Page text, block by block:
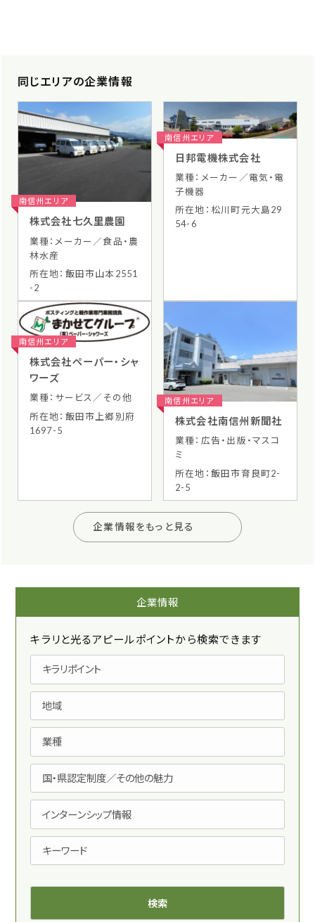
同じエリアの企業情報
南信州エリア
株式会社七久里農園
業種：メーカー／食品・農
林水産
所在地：飯田市山本2551
-2
南信州エリア
日邦電機株式会社
業種：メーカー／電気・電
子機器
所在地：松川町元大島29
54-6
南信州エリア
株式会社ペーパー・シャ
ワーズ
業種：サービス／その他
所在地：飯田市上郷別府
1697-5
南信州エリア
株式会社南信州新聞社
業種：広告・出版・マスコ
ミ
所在地：飯田市育良町2-
2-5
企業情報をもっと見る
企業情報
キラリと光るアピールポイントから検索できます